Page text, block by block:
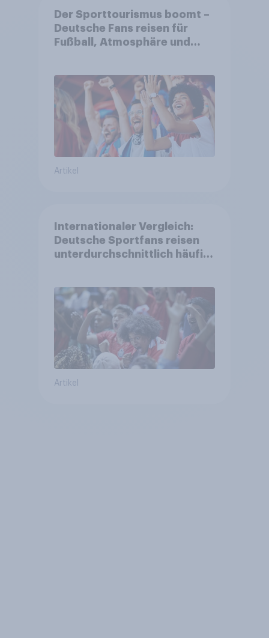
Der Sporttourismus boomt –
Deutsche Fans reisen für
Fußball, Atmosphäre und
Artikel
Internationaler Vergleich:
Deutsche Sportfans reisen
unterdurchschnittlich häufig
Artikel